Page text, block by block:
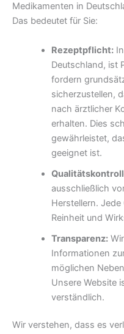
Medikamenten in
Das bedeutet für Sie:
Rezeptpflicht:In
Deutschland, ist
fordern
sicherzustellen,
nach ärztlicher
erhalten. Dies
gewährleistet,
geeignet ist.
ausschließlich
Herstellern.
Reinheit und
Transparenz:
Informationen
möglichen
Unsere Website
verständlich.
Wir verstehen, dass es